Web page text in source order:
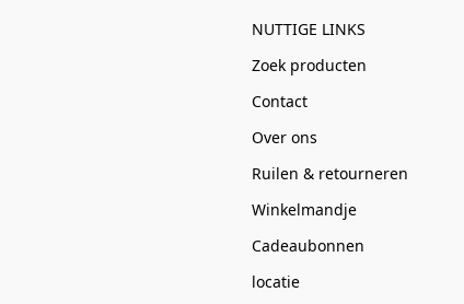
NUTTIGE LINKS
Zoek producten
Contact
Over ons
Ruilen & retourneren
Winkelmandje
Cadeaubonnen
locatie